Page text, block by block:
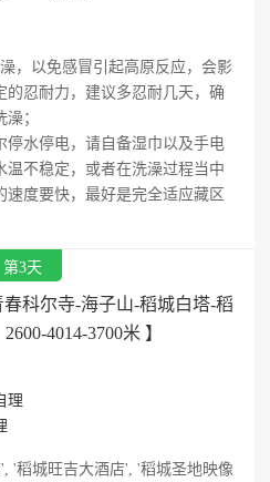
，以免感冒引起高原反应，会影
的忍耐力，建议多忍耐几天，确
；
停水停电，请自备湿巾以及手电
温不稳定，或者在洗澡过程当中
速度要快，最好是完全适应藏区
第3天
科尔寺-海子山-稻城白塔-稻
4014-3700米 】
理
'稻城旺吉大酒店', '稻城圣地映像